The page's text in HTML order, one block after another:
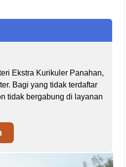
Ekstra Kurikuler Panahan,
Bagi yang tidak terdaftar
tidak bergabung di layanan